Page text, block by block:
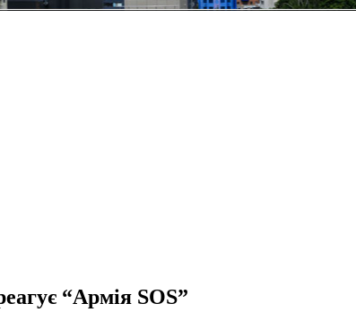
“Армія SOS”